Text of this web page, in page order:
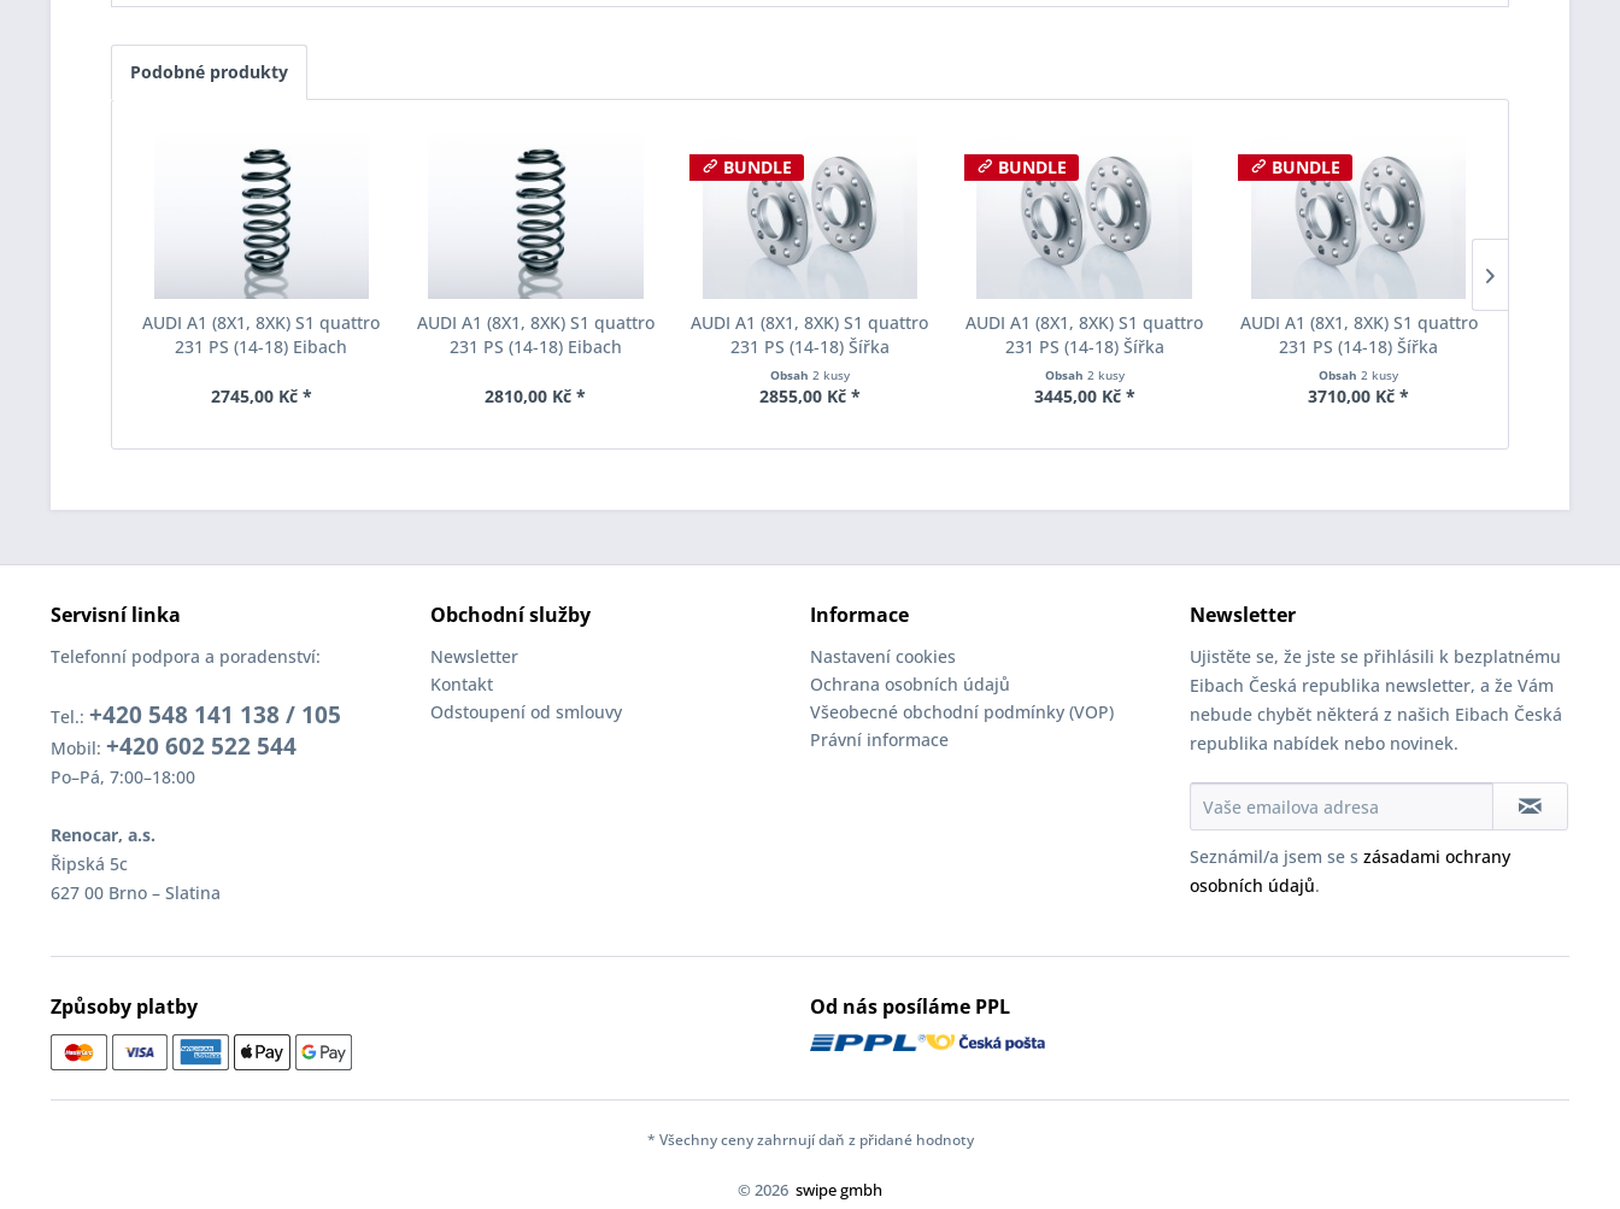
Podobné produkty
AUDI A1 (8X1, 8XK) S1 quattro
231 PS (14-18) Eibach
007-01-HA
2745,00 Kč *
AUDI A1 (8X1, 8XK) S1 quattro
231 PS (14-18) Eibach
014-04-FA
2810,00 Kč *
BUNDLE
AUDI A1 (8X1, 8XK) S1 quattro
231 PS (14-18) Šířka
rozchodu Eibach Pro-Spacer
S90-2-10-034 System2
Obsah 2 kusy
2855,00 Kč *
BUNDLE
AUDI A1 (8X1, 8XK) S1 quattro
231 PS (14-18) Šířka
rozchodu Eibach Pro-Spacer
S90-2-12-013 System2
Obsah 2 kusy
3445,00 Kč *
BUNDLE
AUDI A1 (8X1, 8XK) S1 quattro
231 PS (14-18) Šířka
rozchodu Eibach Pro-Spacer
S90-2-15-005 System2
Obsah2 kusy
3710,00 Kč *
Servisní linka
Telefonní podpora a poradenství:
Tel.: +420 548 141 138 / 105
Mobil: +420 602 522 544
Po–Pá, 7:00–18:00
Renocar, a.s.
Řipská 5c
627 00 Brno – Slatina
Obchodní služby
Newsletter
Kontakt
Odstoupení od smlouvy
Informace
Nastavení cookies
Ochrana osobních údajů
Všeobecné obchodní podmínky (VOP)
Právní informace
Newsletter
Ujistěte se, že jste se přihlásili k bezplatnému
Eibach Česká republika newsletter, a že Vám
nebude chybět některá z našich Eibach Česká
republika nabídek nebo novinek.
Seznámil/a jsem se s zásadami ochrany
osobních údajů.
Způsoby platby Od nás posíláme PPL
* Všechny ceny zahrnují daň z přidané hodnoty
© 2026 swipe gmbh